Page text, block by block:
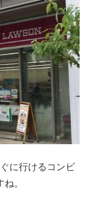
に行けるコンビ
。